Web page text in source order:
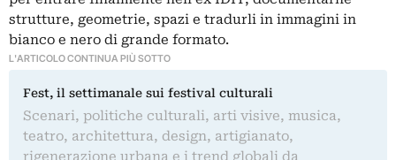
strutture, geometrie, spazi e tradurli in immagini in
bianco e nero di grande formato.
L'ARTICOLO CONTINUA PIÙ SOTTO
Fest, il settimanale sui festival culturali
Scenari, politiche culturali, arti visive, musica,
teatro, architettura, design, artigianato,
rigenerazione urbana e i trend globali da